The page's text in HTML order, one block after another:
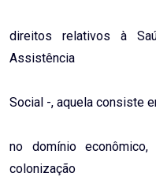
direitos relativos à
Assistência
Social -, aquela consiste
no domínio
colonização